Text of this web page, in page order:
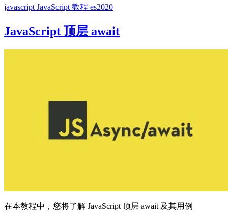
javascript JavaScript 教程 es2020
JavaScript 顶层 await
在本教程中，您将了解 JavaScript 顶层 await 及其用例